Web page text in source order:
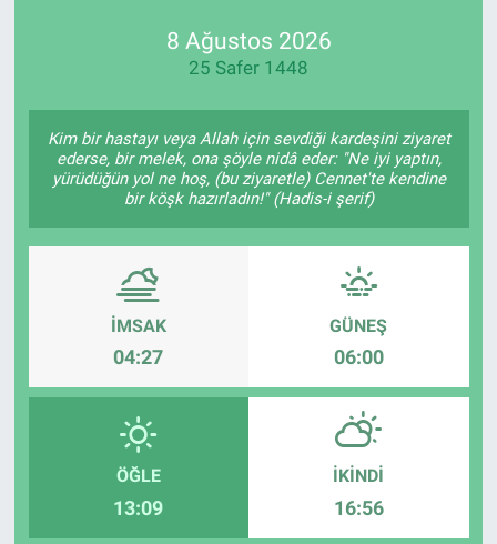
8 Ağustos 2026
25 Safer 1448
Kim bir hastayı veya Allah için sevdiği kardeşini ziyaret
ederse, bir melek, ona şöyle nidâ eder: "Ne iyi yaptın,
yürüdüğün yol ne hoş, (bu ziyaretle) Cennet'te kendine
bir köşk hazırladın!" (Hadis-i şerif)
İMSAK
04:27
GÜNEŞ
06:00
ÖĞLE
13:09
İKINDI
16:56